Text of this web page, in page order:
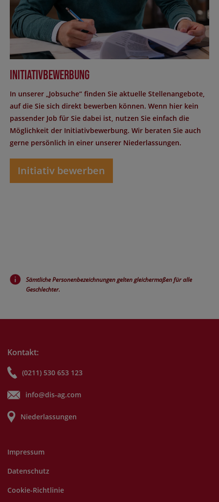
Initiativbewerbung
In unserer „Jobsuche“ finden Sie aktuelle Stellenangebote,
auf die Sie sich direkt bewerben können. Wenn hier kein
passender Job für Sie dabei ist, nutzen Sie einfach die
Möglichkeit der Initiativbewerbung. Wir beraten Sie auch
gerne persönlich in einer unserer Niederlassungen.
Initiativ bewerben
Sämtliche Personenbezeichnungen gelten gleichermaßen für alle
Geschlechter.
Kontakt:
(0211) 530 653 123
info@dis-ag.com
Niederlassungen
Impressum
Datenschutz
Cookie-Richtlinie